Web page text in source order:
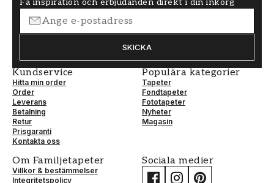
Få inspiration och erbjudanden direkt i din inkorg
SKICKA
Kundservice
Hitta min order
Order
Leverans
Betalning
Retur
Prisgaranti
Kontakta oss
Populära kategorier
Tapeter
Fondtapeter
Fototapeter
Nyheter
Magasin
Om Familjetapeter
Villkor & bestämmelser
Integritetspolicy
Sociala medier